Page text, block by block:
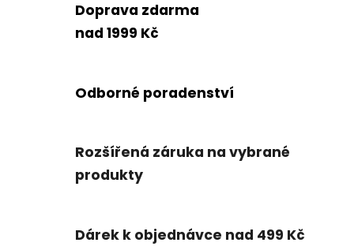
Doprava zdarma
nad 1999 Kč
Odborné poradenství
Rozšířená záruka na vybrané
produkty
Dárek k objednávce nad 499 Kč